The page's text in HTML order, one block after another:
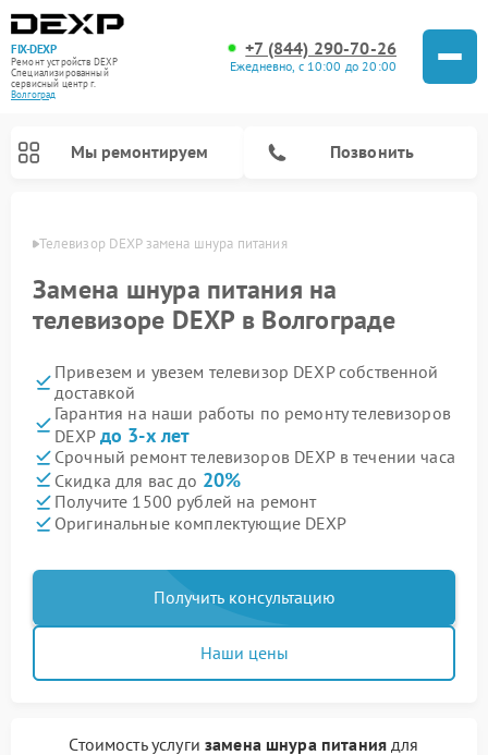
FIX-DEXP
Ремонт устройств DEXP
Специализированный
cервисный центр г.
Волгоград
+7 (844) 290-70-26
Ежедневно, с 10:00 до 20:00
Мы ремонтируем Позвонить
Телевизор DEXP замена шнура питания
Замена шнура питания на
телевизоре DEXP в Волгограде
Привезем и увезем телевизор DEXP собственной
доставкой
Гарантия на наши работы по ремонту телевизоров
DEXP до 3-х лет
Срочный ремонт телевизоров DEXP в течении часа
Скидка для вас до 20%
Получите 1500 рублей на ремонт
Оригинальные комплектующие DEXP
Получить консультацию
Наши цены
Стоимость услуги замена шнура питаниядля